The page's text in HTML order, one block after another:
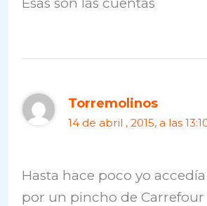
Torremolinos
14 de abril , 2015, a las
Hasta hace poco yo
por un pincho de Carrefour